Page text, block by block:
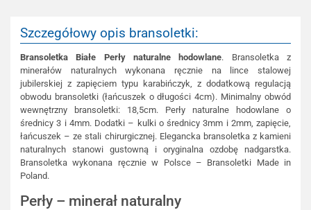
Szczegółowy opis bransoletki:
Bransoletka Białe Perły naturalne hodowlane. Bransoletka z
minerałów naturalnych wykonana ręcznie na lince stalowej
jubilerskiej z zapięciem typu karabińczyk, z dodatkową regulacją
obwodu bransoletki (łańcuszek o długości 4cm). Minimalny obwód
wewnętrzny bransoletki: 18,5cm. Perły naturalne hodowlane o
średnicy 3 i 4mm. Dodatki – kulki o średnicy 3mm i 2mm, zapięcie,
łańcuszek – ze stali chirurgicznej. Elegancka bransoletka z kamieni
naturalnych stanowi gustowną i oryginalna ozdobę nadgarstka.
Bransoletka wykonana ręcznie w Polsce – Bransoletki Made in
Poland.
Perły – minerał naturalny